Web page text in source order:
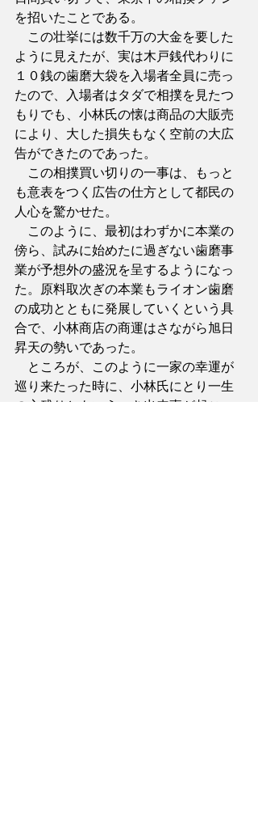
を招いたことである。
この壮挙には数千万の大金を要した
ように見えたが、実は木戸銭代わりに
１０銭の歯磨大袋を入場者全員に売っ
たので、入場者はタダで相撲を見たつ
もりでも、小林氏の懐は商品の大販売
により、大した損失もなく空前の大広
告ができたのであった。
この相撲買い切りの一事は、もっと
も意表をつく広告の仕方として都民の
人心を驚かせた。
このように、最初はわずかに本業の
傍ら、試みに始めたに過ぎない歯磨事
業が予想外の盛況を呈するようになっ
た。原料取次ぎの本業もライオン歯磨
の成功とともに発展していくという具
合で、小林商店の商運はさながら旭日
昇天の勢いであった。
ところが、このように一家の幸運が
巡り来たった時に、小林氏にとり一生
の心残りともいうべき出来事が起こっ